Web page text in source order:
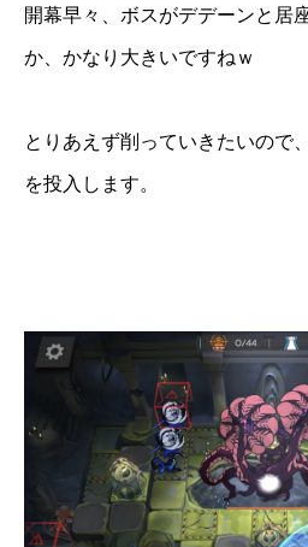
開幕早々、ボスがデデーンと居
か、かなり大きいですねｗ
とりあえず削っていきたいので
を投入します。